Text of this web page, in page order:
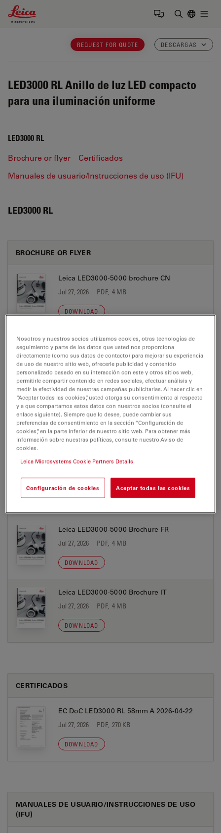
Leica Microsystems Logo
REQUEST FOR QUOTE DESCARGAS
LED3000 RLAnillo de luz LED compacto
para una iluminación uniforme
LED3000 RL
Brochure or flyer
Certificados
Manuales de usuario/Instrucciones de uso (IFU)
LED3000 RL
BROCHURE OR FLYER
Leica LED3000-5000 brochure CN
Jul 27, 2026 PDF, 4 MB
DOWNLOAD
Leica LED3000-5000 Brochure DE
Jul 27, 2026 PDF, 4 MB
DOWNLOAD
Leica LED3000-5000 Brochure EN
Jul 27, 2026 PDF, 4 MB
DOWNLOAD
Leica LED3000-5000 Brochure ES
Jul 27, 2026 PDF, 4 MB
DOWNLOAD
Leica LED3000-5000 Brochure FR
Jul 27, 2026 PDF, 4 MB
DOWNLOAD
Leica LED3000-5000 Brochure IT
Jul 27, 2026 PDF, 4 MB
DOWNLOAD
CERTIFICADOS
EC DoC LED3000 RL 58mm A 2026-04-22
Jul 27, 2026 PDF, 270 KB
DOWNLOAD
MANUALES DE USUARIO/INSTRUCCIONES DE USO
(IFU)
Nosotros y nuestros socios utilizamos cookies, otras tecnologías de
seguimiento y parte de los datos que usted nos proporciona
directamente (como sus datos de contacto) para mejorar su experiencia
de uso de nuestro sitio web, ofrecerle publicidad y contenido
personalizado basado en su interacción con este y otros sitios web,
permitirle compartir contenido en redes sociales, efectuar análisis y
medir la efectividad de nuestras campañas publicitarias. Al hacer clic en
“Aceptar todas las cookies”, usted otorga su consentimiento al respecto
y a que compartamos estos datos con nuestros socios (consulte el
enlace siguiente). Siempre que lo desee, puede cambiar sus
preferencias de consentimiento en la sección “Configuración de
cookies”, en la parte inferior de nuestro sitio web. Para obtener más
información sobre nuestras políticas, consulte nuestro Aviso de
cookies.
Leica Microsystems Cookie Partners Details
Configuración de cookies Aceptar todas las cookies